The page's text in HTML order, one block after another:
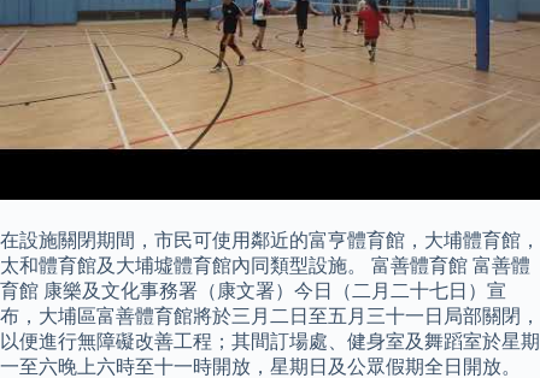
在設施關閉期間，市民可使用鄰近的富亨體育館，大埔體育館，
太和體育館及大埔墟體育館內同類型設施。 富善體育館 富善體
育館 康樂及文化事務署（康文署）今日（二月二十七日）宣
布，大埔區富善體育館將於三月二日至五月三十一日局部關閉，
以便進行無障礙改善工程；其間訂場處、健身室及舞蹈室於星期
一至六晚上六時至十一時開放，星期日及公眾假期全日開放。